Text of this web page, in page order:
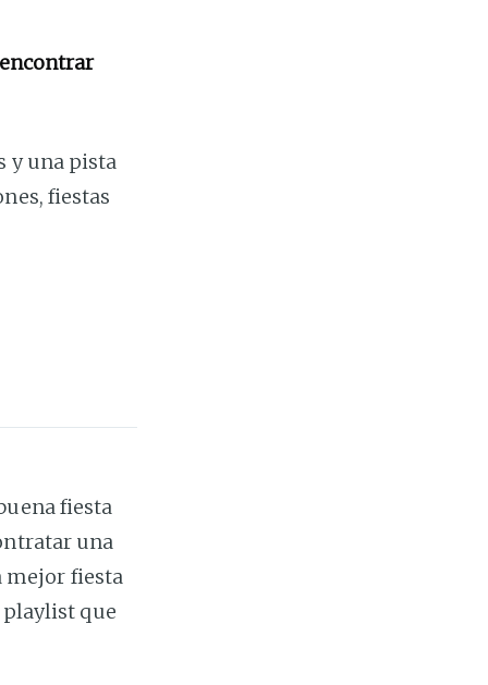
y una pista
fiestas
fiesta
una
mejor fiesta
playlist que